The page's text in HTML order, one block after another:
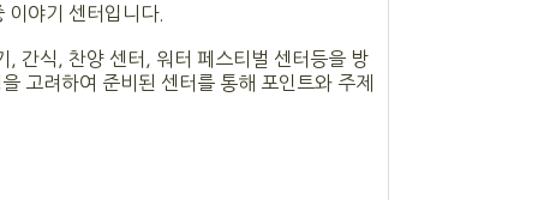
야기 센터입니다.
간식, 찬양 센터, 워터 페스티벌 센터등을 방
고려하여 준비된 센터를 통해 포인트와 주제